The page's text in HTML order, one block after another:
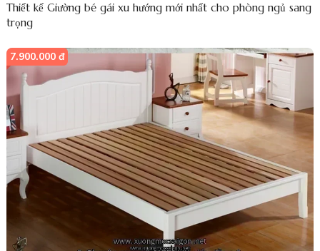
Thiết kế Giường bé gái xu hướng mới nhất cho phòng ngủ sang
trọng
7.900.000 đ